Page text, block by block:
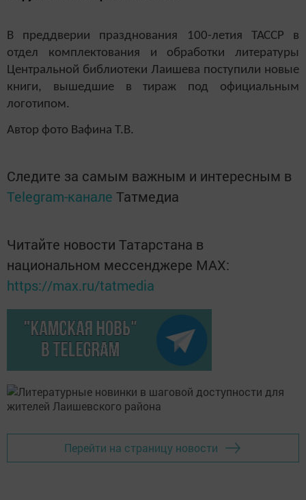
В преддверии празднования 100-летия ТАССР в
отдел комплектования и обработки литературы
Центральной библиотеки Лаишева поступили новые
книги, вышедшие в тираж под официальным
логотипом.
Автор фото Вафина Т.В.
Следите за самым важным и интересным в
Telegram-канале Татмедиа
Читайте новости Татарстана в
национальном мессенджере MАХ:
https://max.ru/tatmedia
Перейти на страницу новости